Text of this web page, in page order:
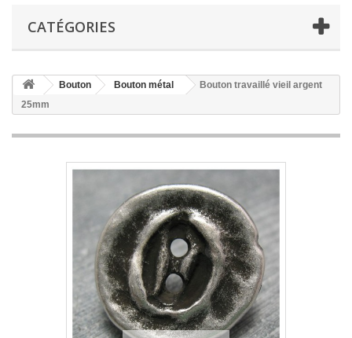
CATÉGORIES
Bouton Bouton métal
Bouton travaillé vieil argent
25mm